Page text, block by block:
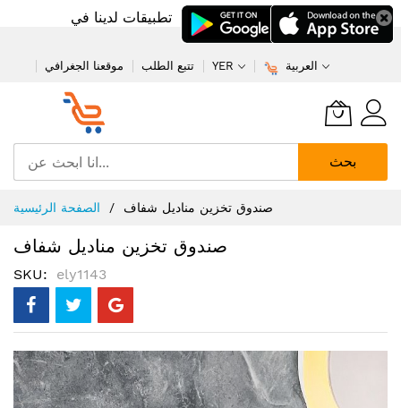
تطبيقات لدينا في
موقعنا الجغرافي تتبع الطلب YER العربية
بحث
إلى
المحتوى
الصفحة الرئيسية صندوق تخزين مناديل شفاف
صندوق تخزين مناديل شفاف
SKU ely1143
انتقل
إلى
النهاية